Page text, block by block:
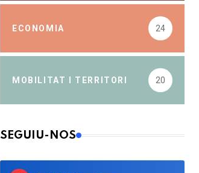
ECONOMIA 24
MOBILITAT I TERRITORI 20
SEGUIU-NOS